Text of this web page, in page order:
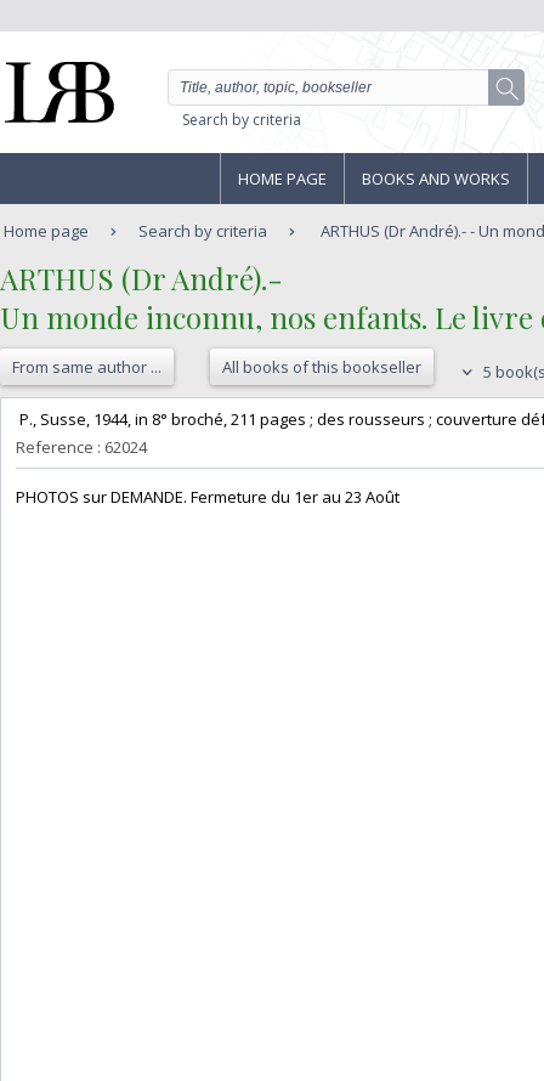
Search by criteria
HOME PAGE BOOKS AND WORKS
Home page Search by criteria ARTHUS (Dr André).- - Un
‎ARTHUS (Dr André).-‎
‎Un monde inconnu, nos enfants. Le livre
From same author ... All books of this bookseller 5
P., Susse, 1944, in 8° broché, 211 pages ; des rousseurs ; couverture
Reference : 62024
‎PHOTOS sur DEMANDE. Fermeture du 1er au 23 Août‎